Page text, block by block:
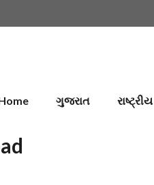
ગુજરાત રાષ્ટ્રીય